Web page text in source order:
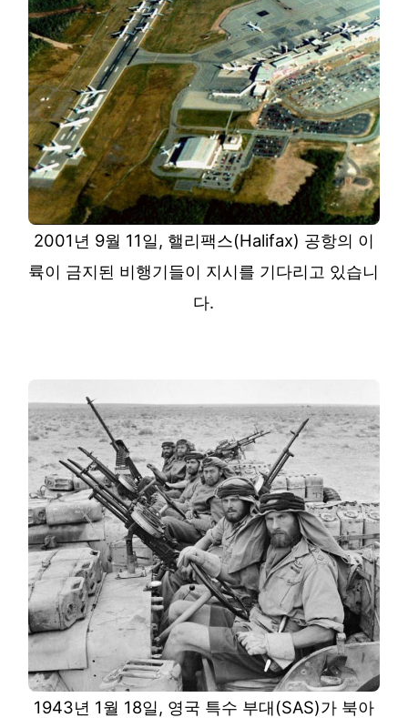
2001년 9월 11일, 핼리팩스(Halifax) 공항의 이
륙이 금지된 비행기들이 지시를 기다리고 있습니
다.
1943년 1월 18일, 영국 특수 부대(SAS)가 북아